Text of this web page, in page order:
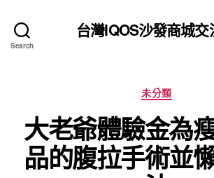
Search
台灣IQOS沙發商城交
分
類
未分類
大老爺體驗金為
品的腹拉手術並